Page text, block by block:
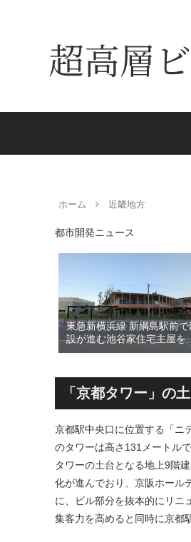
超高層
ホーム 近畿地方
都市開発ニュース
東急新横浜線 新綱島駅前で
設が進む池谷家住宅主屋を
用した「新綱島MICCA」！
による新たな駅前拠点が
年秋誕生へ！！
「京都タワー」の
京都駅中央口に位置する「ニ
のタワーは高さ131メートル
タワーの土台となる地上9階
化が進んでおり、京阪ホール
に、ビル部分を抜本的にリニ
集客力を高めると同時に京都